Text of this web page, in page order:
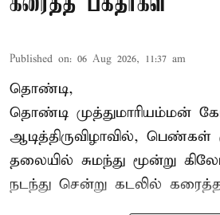
Published on: 06 Aug 2026, 11:37 am
தொண்டி,
தொண்டி முத்துமாரியம்மன்
ஆடித்திருவிழாவில், பெண்கள்
தலையில் சுமந்து மூன்று
நடந்து சென்று கடலில்